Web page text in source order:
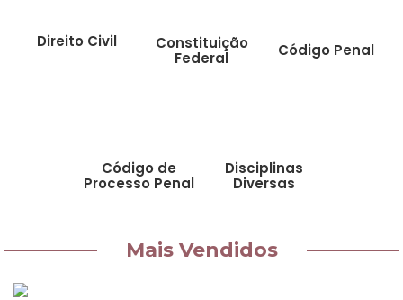
Direito Civil
Constituição
Federal
Código Penal
Código de
Processo Penal
Disciplinas
Diversas
Mais Vendidos